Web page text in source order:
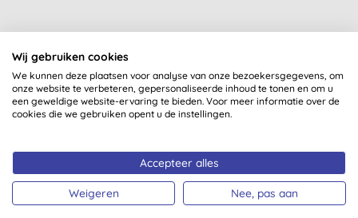
Misschien ook iets voor jou
-20% -20%
Wij gebruiken cookies
We kunnen deze plaatsen voor analyse van onze bezoekersgegevens, om
onze website te verbeteren, gepersonaliseerde inhoud te tonen en om u
een geweldige website-ervaring te bieden. Voor meer informatie over de
cookies die we gebruiken opent u de instellingen.
Accepteer alles
Weigeren Nee, pas aan